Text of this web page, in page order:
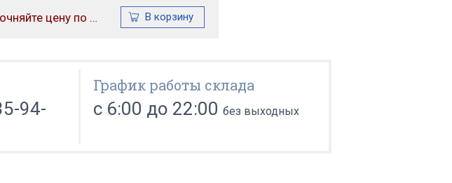
уточняйте цену по телефону
94-
График работы склада
с 6:00 до 22:00 без выходных